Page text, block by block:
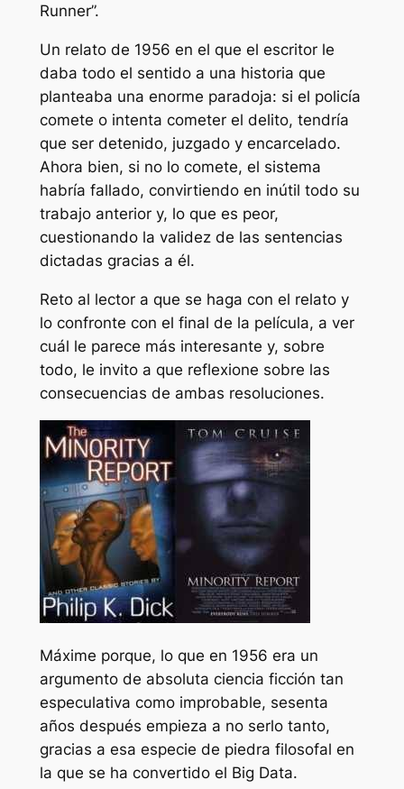
Runner”.
Un relato de 1956 en el que el escritor le
daba todo el sentido a una historia que
planteaba una enorme paradoja: si el policía
comete o intenta cometer el delito, tendría
que ser detenido, juzgado y encarcelado.
Ahora bien, si no lo comete, el sistema
habría fallado, convirtiendo en inútil todo su
trabajo anterior y, lo que es peor,
cuestionando la validez de las sentencias
dictadas gracias a él.
Reto al lector a que se haga con el relato y
lo confronte con el final de la película, a ver
cuál le parece más interesante y, sobre
todo, le invito a que reflexione sobre las
consecuencias de ambas resoluciones.
Máxime porque, lo que en 1956 era un
argumento de absoluta ciencia ficción tan
especulativa como improbable, sesenta
años después empieza a no serlo tanto,
gracias a esa especie de piedra filosofal en
la que se ha convertido el Big Data.